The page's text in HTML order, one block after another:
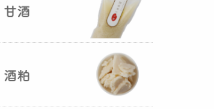
た。
おたまやジャン 辛味噌発売！